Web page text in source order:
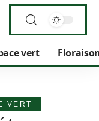
vert
VERT